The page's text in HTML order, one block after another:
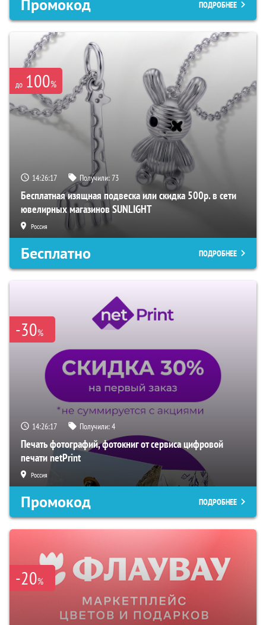
Промокод ПОДРОБНЕЕ
до 100%
14:26:16 Получили:73
Бесплатная изящная подвеска или скидка 500р. в сети
ювелирных магазинов SUNLIGHT
Россия
Бесплатно ПОДРОБНЕЕ
-30%
14:26:16 Получили:4
Печать фотографий, фотокниг от сервиса цифровой
печати netPrint
Россия
Промокод ПОДРОБНЕЕ
-20%